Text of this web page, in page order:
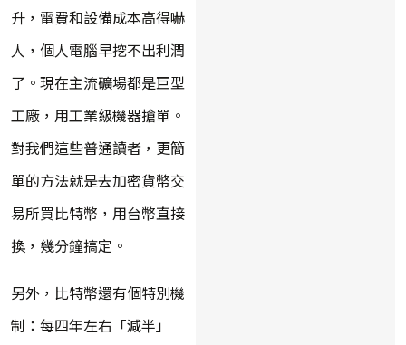
升，電費和設備成本高得嚇
人，個人電腦早挖不出利潤
了。現在主流礦場都是巨型
工廠，用工業級機器搶單。
對我們這些普通讀者，更簡
單的方法就是去加密貨幣交
易所買比特幣，用台幣直接
換，幾分鐘搞定。
另外，比特幣還有個特別機
制：每四年左右「減半」